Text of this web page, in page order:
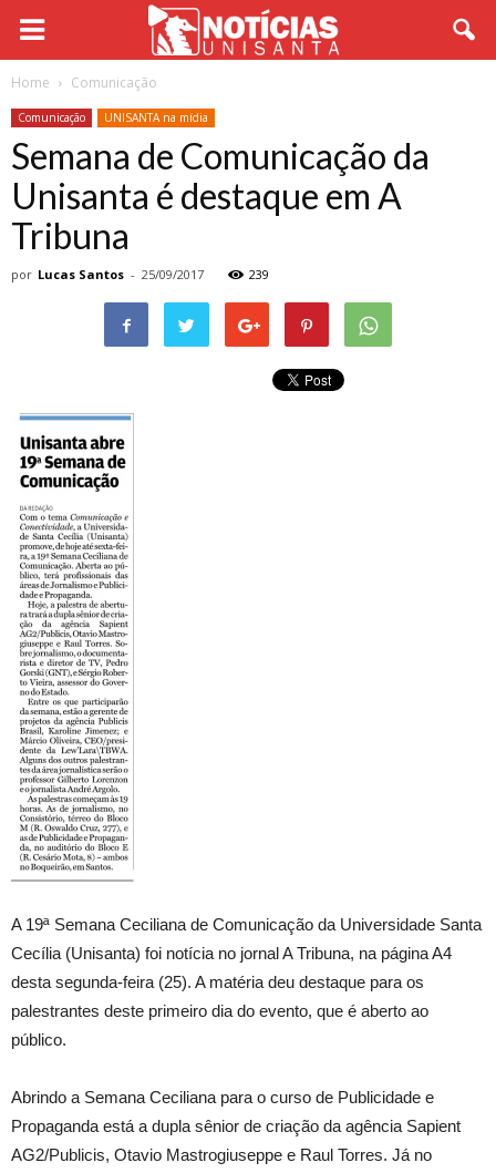
Home Comunicação
Comunicação UNISANTA na mídia
Semana de Comunicação da
Unisanta é destaque em A
Tribuna
por Lucas Santos - 25/09/2017 239
A 19ª Semana Ceciliana de Comunicação da Universidade Santa
Cecília (Unisanta) foi notícia no jornal A Tribuna, na página A4
desta segunda-feira (25). A matéria deu destaque para os
palestrantes deste primeiro dia do evento, que é aberto ao
público.
Abrindo a Semana Ceciliana para o curso de Publicidade e
Propaganda está a dupla sênior de criação da agência Sapient
AG2/Publicis, Otavio Mastrogiuseppe e Raul Torres. Já no